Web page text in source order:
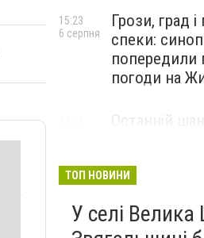
Грози, град
спеки:
попередили
погоди на
15:23
6 серпня
Останній
майбутніх
ТОП НОВИНИ
У селі Велика